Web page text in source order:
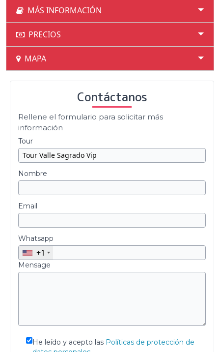
MÁS INFORMACIÓN
PRECIOS
MAPA
Contáctanos
Rellene el formulario para solicitar más
información
Tour
Nombre
Email
Whatsapp
+1
Mensage
He leído y acepto las Políticas de protección de